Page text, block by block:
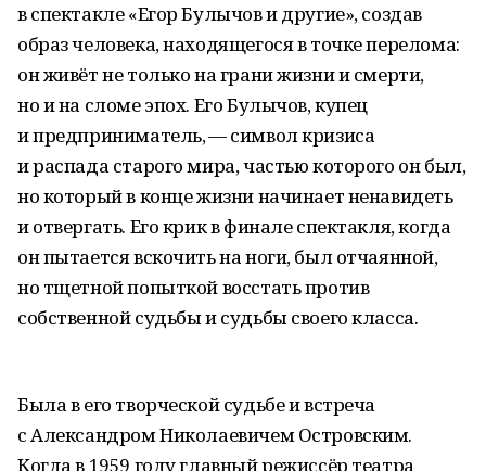
в спектакле «Егор Булычов и другие», создав
образ человека, находящегося в точке перелома:
он живёт не только на грани жизни и смерти,
но и на сломе эпох. Его Булычов, купец
и предприниматель, — символ кризиса
и распада старого мира, частью которого он был,
но который в конце жизни начинает ненавидеть
и отвергать. Его крик в финале спектакля, когда
он пытается вскочить на ноги, был отчаянной,
но тщетной попыткой восстать против
собственной судьбы и судьбы своего класса.
Была в его творческой судьбе и встреча
с Александром Николаевичем Островским.
Когда в 1959 году главный режиссёр театра